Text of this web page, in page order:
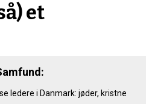
et
ledere i Danmark: jøder, kristne